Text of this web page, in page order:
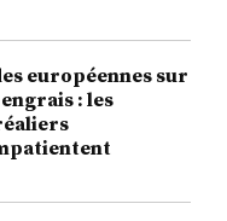
européennes sur
: les